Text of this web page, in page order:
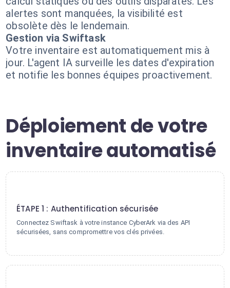
alertes sont manquées, la visibilité est
obsolète dès le lendemain.
Gestion via Swiftask
Votre inventaire est automatiquement mis à
jour. L'agent IA surveille les dates d'expiration
et notifie les bonnes équipes proactivement.
Déploiement de votre
inventaire automatisé
ÉTAPE 1 : Authentification sécurisée
Connectez Swiftask à votre instance CyberArk via des API
sécurisées, sans compromettre vos clés privées.